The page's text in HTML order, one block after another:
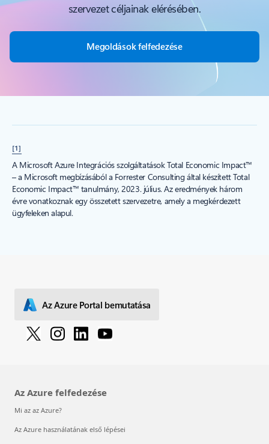
szervezet céljainak elérésében.
Megoldások felfedezése
[1]
A Microsoft Azure Integrációs szolgáltatások Total Economic Impact™
– a Microsoft megbízásából a Forrester Consulting által készített Total
Economic Impact™ tanulmány, 2023. július. Az eredmények három
évre vonatkoznak egy összetett szervezetre, amely a megkérdezett
ügyfeleken alapul.
Az Azure Portal bemutatása
Az Azure felfedezése
Mi az az Azure?
Az Azure használatának első lépései